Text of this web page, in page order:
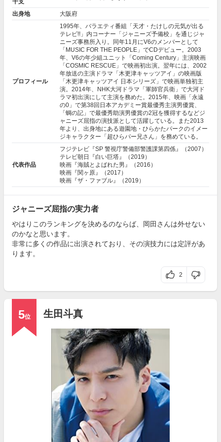
出身地 大阪府
プロフィール
1995年、バラエティ番組「天才・たけしの元気が出る
テレビ!!」内コーナー「ジャニーズ予備校」を通じジャ
ニーズ事務所入り。同年11月にV6のメンバーとして
「MUSIC FOR THE PEOPLE」でCDデビュー。2003
年、V6の年少組ユニット「Coming Century」主演映画
「COSMIC RESCUE」で映画初出演。翌年には、2002
年放送の主演ドラマ「木更津キャッツアイ 」の映画版
「木更津キャッツアイ 日本シリーズ 」で映画単独初主
演。2014年、NHK大河ドラマ「軍師官兵衛 」で大河ド
ラマ初出演にして主演を務めた。2015年、映画「永遠
の0 」で第38回日本アカデミー賞最優秀主演男優賞、
「蜩の記」で最優秀助演男優賞の2冠を獲得するなどジ
ャニーズ屈指の演技派として活躍している。また2013
年より、出身地にある遊園地・ひらかたパークのイメー
ジキャラクター「超ひらパー兄さん」を務めている。
代表作品
フジテレビ『SP 警視庁警備部警護課第四係』（2007）
テレビ朝日『白い巨塔』（2019）
映画『海賊とよばれた男』（2016）
映画『関ヶ原』（2017）
映画『ザ・ファブル』（2019）
ジャニーズ屈指の実力者
やはりこのランキングを決めるのならば、岡田さんは外せない
のかなと思います。
非常に多くの作品に出演されており、その演技力には定評があ
ります。
2
5位 生田斗真